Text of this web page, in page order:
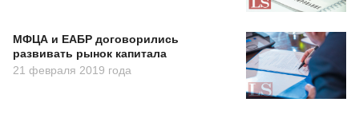
МФЦА и ЕАБР договорились
развивать рынок капитала
21 февраля 2019 года